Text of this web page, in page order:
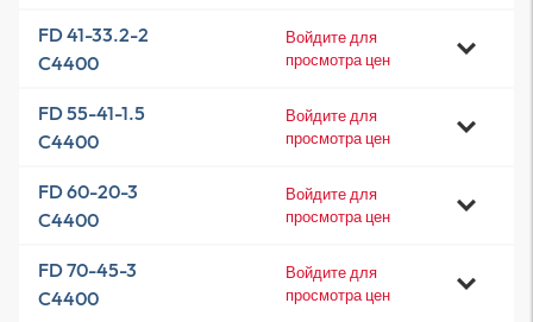
FD 41-33.2-2
C4400
Войдите для
просмотра цен
FD 55-41-1.5
C4400
Войдите для
просмотра цен
FD 60-20-3
C4400
Войдите для
просмотра цен
FD 70-45-3
C4400
Войдите для
просмотра цен